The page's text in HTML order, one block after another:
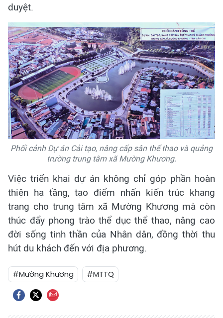
duyệt.
Phối cảnh Dự án Cải tạo, nâng cấp sân thể thao và quảng
trường trung tâm xã Mường Khương.
Việc triển khai dự án không chỉ góp phần hoàn
thiện hạ tầng, tạo điểm nhấn kiến trúc khang
trang cho trung tâm xã Mường Khương mà còn
thúc đẩy phong trào thể dục thể thao, nâng cao
đời sống tinh thần của Nhân dân, đồng thời thu
hút du khách đến với địa phương.
#Mường Khương #MTTQ